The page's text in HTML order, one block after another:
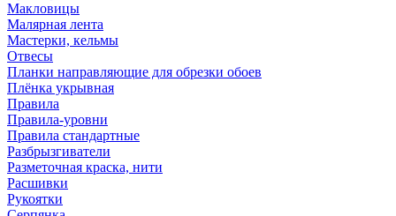
Макловицы
Малярная лента
Мастерки, кельмы
Отвесы
Планки направляющие для обрезки обоев
Плёнка укрывная
Правила
Правила-уровни
Правила стандартные
Разбрызгиватели
Разметочная краска, нити
Расшивки
Рукоятки